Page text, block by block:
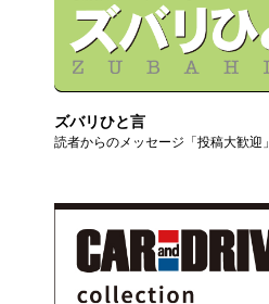
ズバリひと言
読者からのメッセージ「投稿大歓迎」